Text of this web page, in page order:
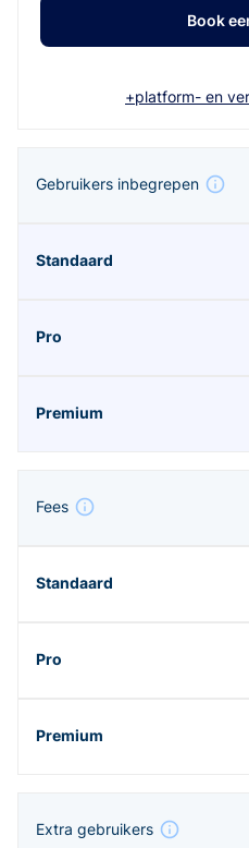
Book
+platform- en
Gebruikers inbegrepen
Fees
Extra gebruikers